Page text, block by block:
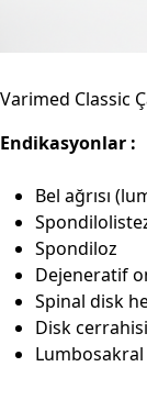
Varimed Classic
Endikasyonlar :
Bel ağrısı
Spondiloz
Dejeneratif
Spinal disk
Disk